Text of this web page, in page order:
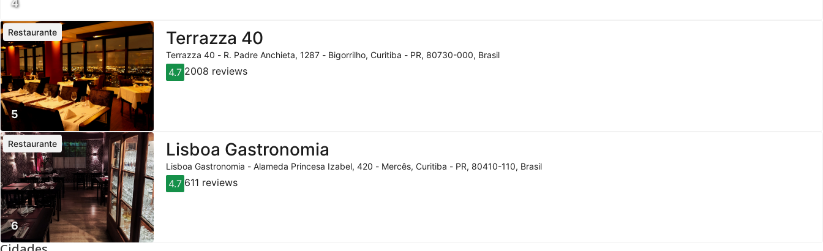
5
Terrazza 40
Restaurante
Terrazza 40 - R. Padre Anchieta, 1287 - Bigorrilho, Curitiba - PR, 80730-000, Brasil
4.7 2008 reviews
6
Lisboa Gastronomia
Restaurante
Lisboa Gastronomia - Alameda Princesa Izabel, 420 - Mercês, Curitiba - PR, 80410-110, Brasil
4.7 611 reviews